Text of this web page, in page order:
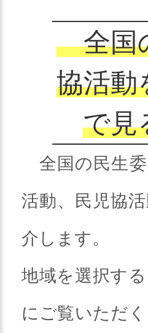
全国
協活動
で
全国の民生委
活動、民児協
介します。
地域を選択す
にご覧いただ